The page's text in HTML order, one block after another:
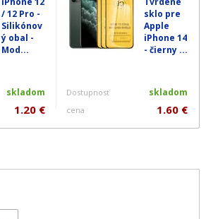
/ 12 Pro -
Silikónov
ý obal -
Mod...
skladom
1.20 €
sklo pre
Apple
iPhone 14
- čierny ...
Dostupnosť skladom
cena 1.60 €